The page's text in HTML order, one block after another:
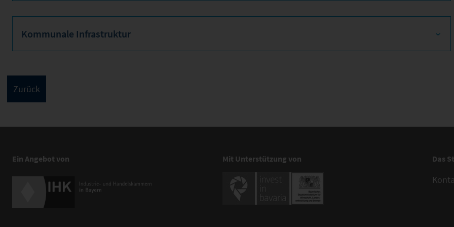
Kommunale Infrastruktur
Ein Angebot von Mit Unterstützung von Das